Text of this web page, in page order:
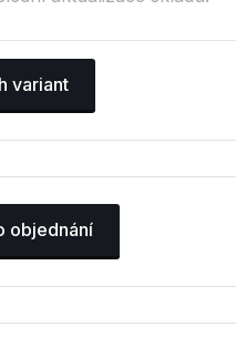
variant
objednání